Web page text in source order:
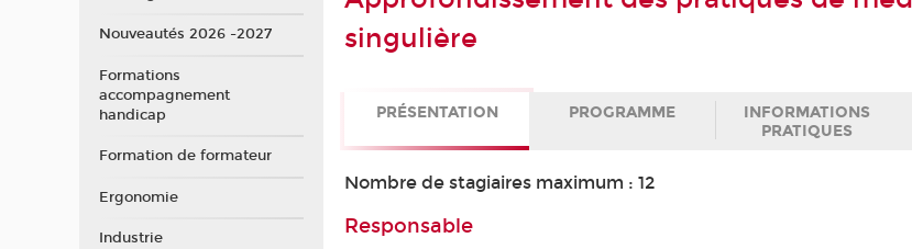
singulière
PRÉSENTATION PROGRAMME
INFORMATIONS
PRATIQUES
Nombre de stagiaires maximum : 12
Responsable
Nouveautés 2026 -2027
Formations
accompagnement
handicap
Formation de formateur
Ergonomie
Industrie